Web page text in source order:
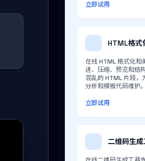
立即试用
HTML格式
在线 HTML 格式化和
进、压缩、预览和结
混乱的 HTML 片段，
分析和模板代码维护
立即试用
二维码生